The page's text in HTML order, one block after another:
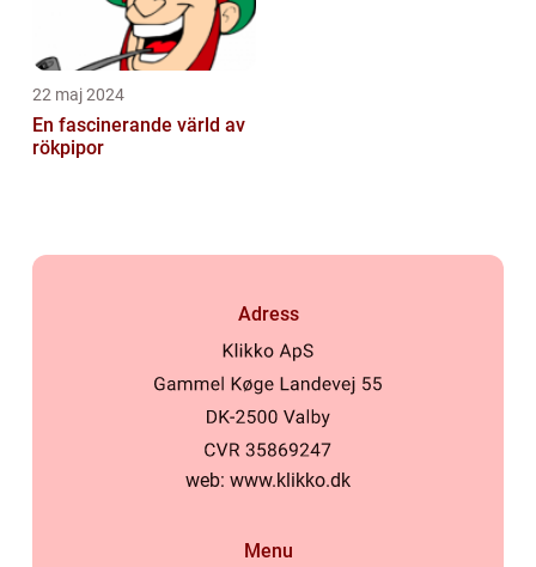
22 maj 2024
En fascinerande värld av
rökpipor
Adress
web: www.klikko.dk
Menu